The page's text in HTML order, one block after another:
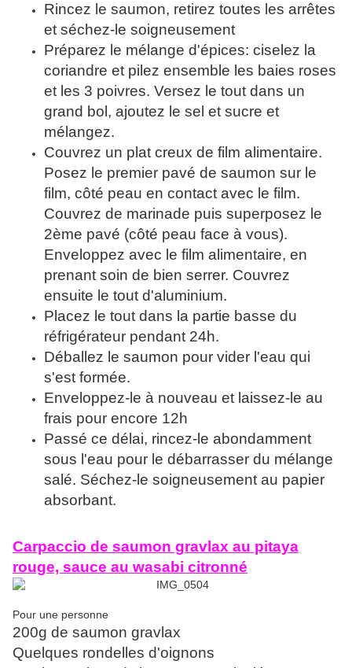
Rincez le saumon, retirez toutes les arrêtes
et séchez-le soigneusement
Préparez le mélange d'épices: ciselez la
coriandre et pilez ensemble les baies roses
et les 3 poivres. Versez le tout dans un
grand bol, ajoutez le sel et sucre et
mélangez.
Couvrez un plat creux de film alimentaire.
Posez le premier pavé de saumon sur le
film, côté peau en contact avec le film.
Couvrez de marinade puis superposez le
2ème pavé (côté peau face à vous).
Enveloppez avec le film alimentaire, en
prenant soin de bien serrer. Couvrez
ensuite le tout d'aluminium.
Placez le tout dans la partie basse du
réfrigérateur pendant 24h.
Déballez le saumon pour vider l'eau qui
s'est formée.
Enveloppez-le à nouveau et laissez-le au
frais pour encore 12h
Passé ce délai, rincez-le abondamment
sous l'eau pour le débarrasser du mélange
salé. Séchez-le soigneusement au papier
absorbant.
Carpaccio de saumon gravlax au pitaya
rouge, sauce au wasabi citronné
Pour une personne
200g de saumon gravlax
Quelques rondelles d'oignons